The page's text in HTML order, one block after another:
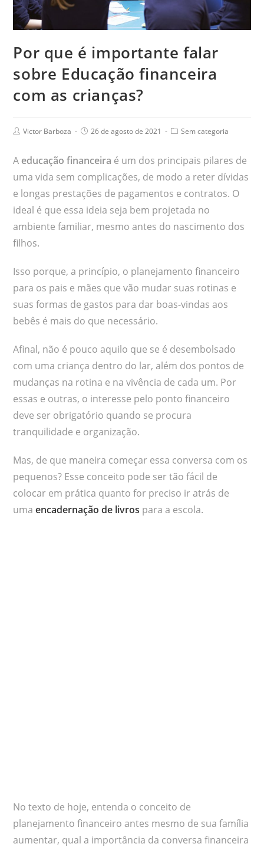
Por que é importante falar
sobre Educação financeira
com as crianças?
Victor Barboza 26 de agosto de 2021 Sem categoria
A educação financeira é um dos principais pilares de
uma vida sem complicações, de modo a reter dívidas
e longas prestações de pagamentos e contratos. O
ideal é que essa ideia seja bem projetada no
ambiente familiar, mesmo antes do nascimento dos
filhos.
Isso porque, a princípio, o planejamento financeiro
para os pais e mães que vão mudar suas rotinas e
suas formas de gastos para dar boas-vindas aos
bebês é mais do que necessário.
Afinal, não é pouco aquilo que se é desembolsado
com uma criança dentro do lar, além dos pontos de
mudanças na rotina e na vivência de cada um. Por
essas e outras, o interesse pelo ponto financeiro
deve ser obrigatório quando se procura
tranquilidade e organização.
Mas, de que maneira começar essa conversa com os
pequenos? Esse conceito pode ser tão fácil de
colocar em prática quanto for preciso ir atrás de
umaencadernação de livros para a escola.
No texto de hoje, entenda o conceito de
planejamento financeiro antes mesmo de sua família
aumentar, qual a importância da conversa financeira